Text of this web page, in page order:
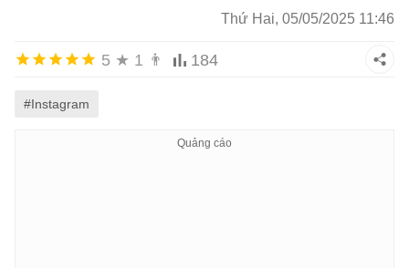
Thứ Hai, 05/05/2025 11:46
5 ★ 1 👨 184
#Instagram